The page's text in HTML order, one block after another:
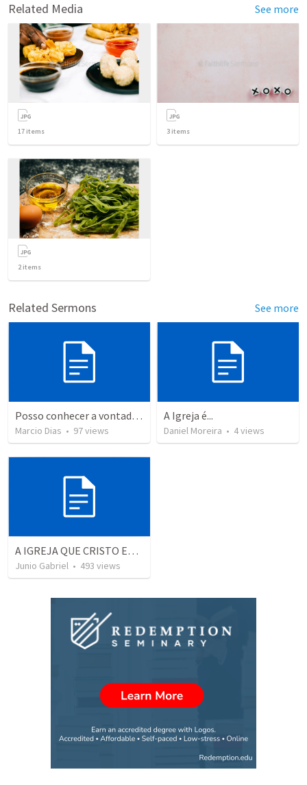
Related Media See more
17 items 3 items
2items
Related Sermons See more
Posso conhecer a vontade de Deus?
Marcio Dias • 97views
A Igreja é...
Daniel Moreira • 4views
A IGREJA QUE CRISTO ESTÁ EDIFICANDO
Junio Gabriel • 493 views